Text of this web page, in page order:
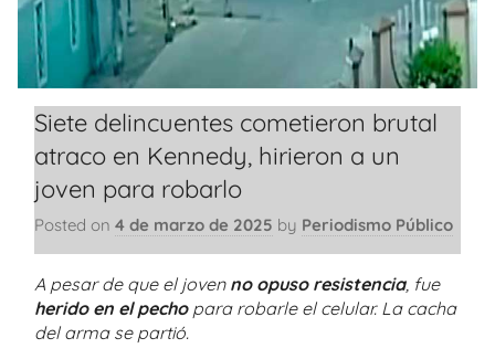
Siete delincuentes cometieron brutal
atraco en Kennedy, hirieron a un
joven para robarlo
Posted on 4 de marzo de 2025 by Periodismo Público
A pesar de que el joven no opuso resistencia, fue
herido en el pechopara robarle el celular. La cacha
del arma se partió.